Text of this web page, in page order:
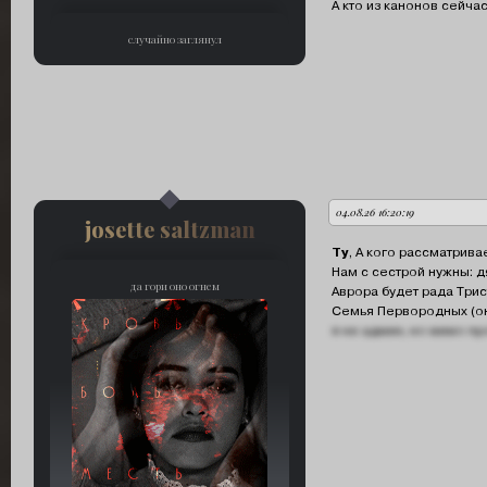
случайно заглянул
А кто из канонов
04.08.26 16:20:19
да гори оно огнем
автор:
josette saltzman
Ty, А кого
Нам с сестрой нужны:
Аврора будет рада
Семья Первородных
я не админ, но мимо